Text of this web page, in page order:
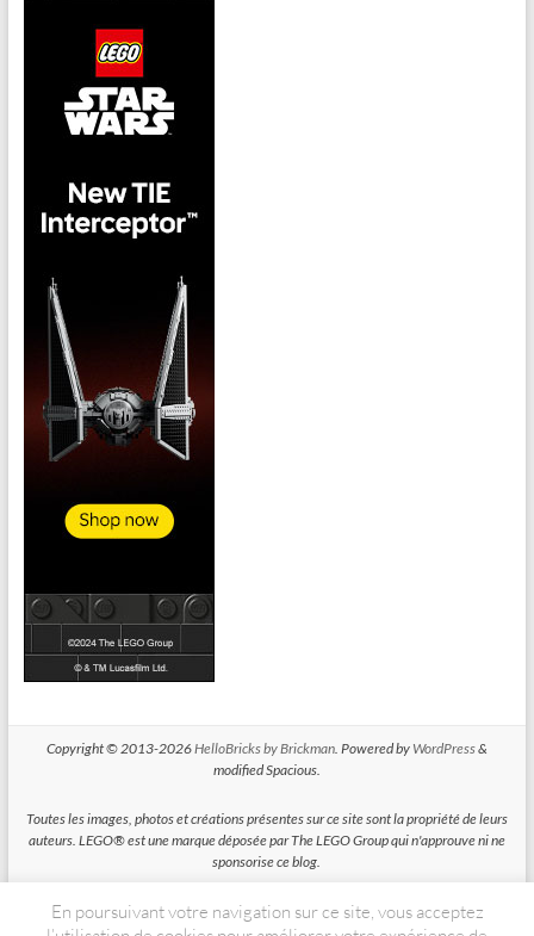
Copyright © 2013-2026HelloBricks by Brickman. Powered by WordPress&
modified Spacious.
Toutes les images, photos et créations présentes sur ce site sont la propriété de leurs
auteurs. LEGO® est une marque déposée par The LEGO Group qui n'approuve ni ne
sponsorise ce blog.
HelloBricks participe au Programme Partenaires d'Amazon EU, un programme
d'affiliation conçu pour permettre à des sites de percevoir une rémunération grace à
En poursuivant votre navigation sur ce site, vous acceptez